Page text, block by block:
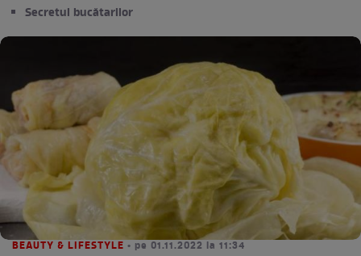
Secretul bucătarilor
BEAUTY & LIFESTYLE • pe 01.11.2022 la 11:34